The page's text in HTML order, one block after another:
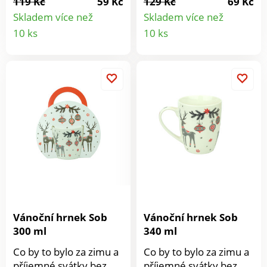
praktickému provedení
je náš příborník přesně
to, co vaše kuchyně
náčiní, než dosud. I
přes velké množství
uloženého náčiní
budete mít snadný
přehled.Materiál
plastRozměry: 275 x
Skladem více než
10 ks
Objem 340 ml. Vánoční
motiv Porcelánový
Skladem více než
10 ks
Vánoční hrnek Sob
300 ml
Co by to bylo za zimu a
Vánoční hrnek Sob
340 ml
Co by to bylo za zimu a